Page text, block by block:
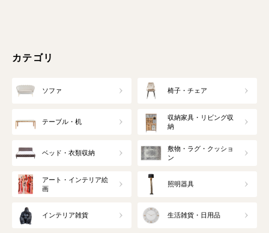
カテゴリ
ソファ 椅子・チェア
テーブル・机
収納家具・リビング収
納
ベッド・衣類収納
敷物・ラグ・クッショ
ン
アート・インテリア絵
画
照明器具
インテリア雑貨 生活雑貨・日用品